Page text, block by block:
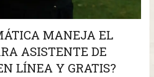
MANEJA EL
ASISTENTE DE
LÍNEA Y GRATIS?